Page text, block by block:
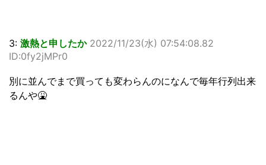
3: 激熱と申したか 2022/11/23(水) 07:54:08.82
ID:0fy2jMPr0
別に並んでまで買っても変わらんのになんで毎年行列出来
るんや🤮